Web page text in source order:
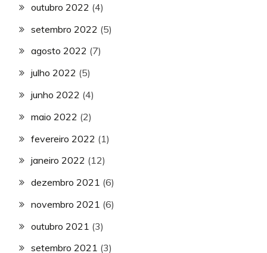
outubro 2022 (4)
setembro 2022 (5)
agosto 2022 (7)
julho 2022 (5)
junho 2022 (4)
maio 2022 (2)
fevereiro 2022 (1)
janeiro 2022 (12)
dezembro 2021 (6)
novembro 2021 (6)
outubro 2021 (3)
setembro 2021 (3)